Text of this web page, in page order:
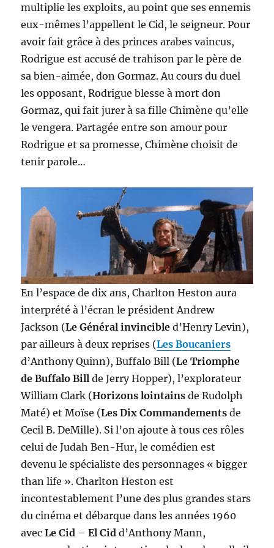
multiplie les exploits, au point que ses ennemis
eux-mêmes l’appellent le Cid, le seigneur. Pour
avoir fait grâce à des princes arabes vaincus,
Rodrigue est accusé de trahison par le père de
sa bien-aimée, don Gormaz. Au cours du duel
les opposant, Rodrigue blesse à mort don
Gormaz, qui fait jurer à sa fille Chimène qu’elle
le vengera. Partagée entre son amour pour
Rodrigue et sa promesse, Chimène choisit de
tenir parole…
En l’espace de dix ans, Charlton Heston aura
interprété à l’écran le président Andrew
Jackson (Le Général invincible d’Henry Levin),
par ailleurs à deux reprises (Les Boucaniers
d’Anthony Quinn), Buffalo Bill (Le Triomphe
de Buffalo Bill de Jerry Hopper), l’explorateur
William Clark (Horizons lointains de Rudolph
Maté) et Moïse (Les Dix Commandements de
Cecil B. DeMille). Si l’on ajoute à tous ces rôles
celui de Judah Ben-Hur, le comédien est
devenu le spécialiste des personnages « bigger
than life ». Charlton Heston est
incontestablement l’une des plus grandes stars
du cinéma et débarque dans les années 1960
avecLe Cid – El Cid d’Anthony Mann,